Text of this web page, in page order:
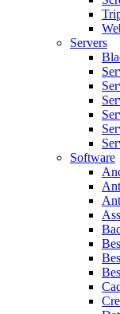
Servers
Software